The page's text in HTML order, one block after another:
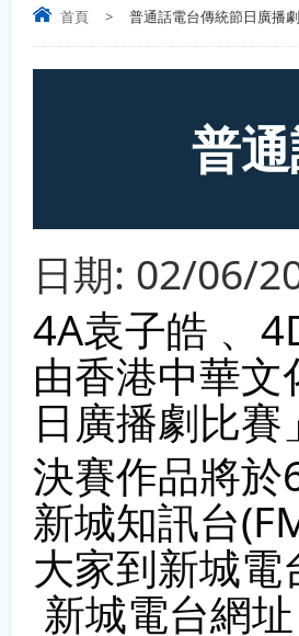
首頁 > 普通話電台傳統節日廣播
普
日期: 02/06/
4A袁子皓 、
由香港中華
日廣播劇比
決賽作品將
新城知訊台
大家到新城
新城電台網址